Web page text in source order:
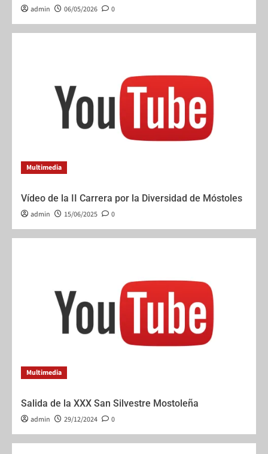
admin 06/05/2026 0
Multimedia
Vídeo de la II Carrera por la Diversidad de Móstoles
admin 15/06/2025 0
Multimedia
Salida de la XXX San Silvestre Mostoleña
admin 29/12/2024 0